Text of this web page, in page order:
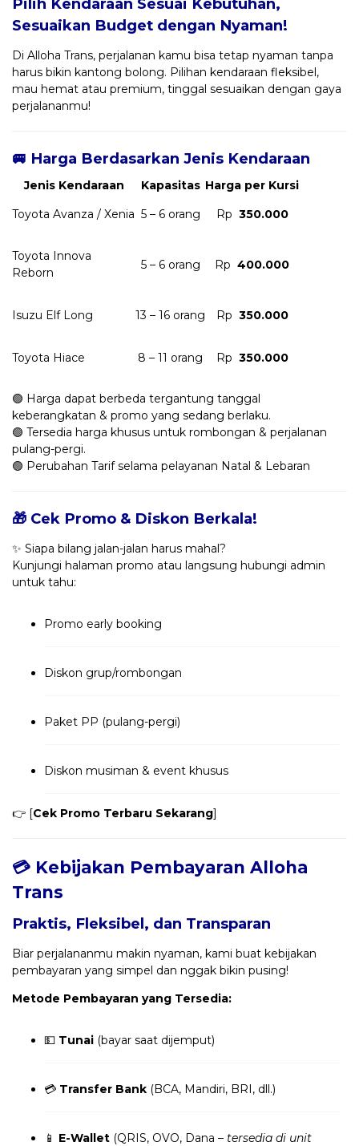
Sesuaikan Budget dengan Nyaman!
Di Alloha Trans, perjalanan kamu bisa tetap nyaman tanpa
harus bikin kantong bolong. Pilihan kendaraan fleksibel,
mau hemat atau premium, tinggal sesuaikan dengan gaya
perjalananmu!
🚐 Harga Berdasarkan Jenis Kendaraan
Jenis Kendaraan Kapasitas Harga per Kursi
Toyota Avanza / Xenia 5 – 6 orang Rp 350.000
Toyota Innova
Reborn
5 – 6 orang Rp 400.000
Isuzu Elf Long 13 – 16 orang Rp 350.000
Toyota Hiace 8 – 11 orang Rp 350.000
🟢 Harga dapat berbeda tergantung tanggal
keberangkatan & promo yang sedang berlaku.
🟢 Tersedia harga khusus untuk rombongan & perjalanan
pulang-pergi.
🟢 Perubahan Tarif selama pelayanan Natal & Lebaran
🎁 Cek Promo & Diskon Berkala!
✨ Siapa bilang jalan-jalan harus mahal?
Kunjungi halaman promo atau langsung hubungi admin
untuk tahu:
Promo early booking
Diskon grup/rombongan
Paket PP (pulang-pergi)
Diskon musiman & event khusus
👉 [Cek Promo Terbaru Sekarang]
💳 Kebijakan Pembayaran Alloha
Trans
Praktis, Fleksibel, dan Transparan
Biar perjalananmu makin nyaman, kami buat kebijakan
pembayaran yang simpel dan nggak bikin pusing!
Metode Pembayaran yang Tersedia:
💵 Tunai (bayar saat dijemput)
💳 Transfer Bank (BCA, Mandiri, BRI, dll.)
📱 E-Wallet (QRIS, OVO, Dana – tersedia di unit